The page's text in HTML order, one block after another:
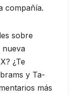
compañía.
sobre
nueva
¿Te
y Ta-
más